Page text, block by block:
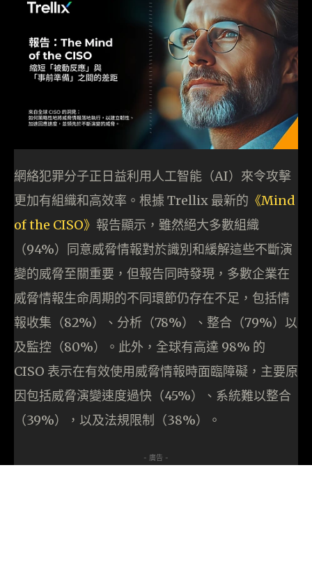
網絡犯罪分子正日益利用人工智能（AI）來令攻擊
更加有組織和高效率。根據 Trellix 最新的 《Mind
of the CISO》 報告顯示，雖然絕大多數組織
（94%）同意威脅情報對於識別和緩解這些不斷演
變的威脅至關重要，但報告同時發現，多數企業在
威脅情報生命周期的不同環節仍存在不足，包括情
報收集（82%）、分析（78%）、整合（79%）以
及監控（80%）。此外，全球有高達 98% 的
CISO 表示在有效使用威脅情報時面臨障礙，主要原
因包括威脅演變速度過快（45%）、系統難以整合
（39%），以及法規限制（38%）。
- 廣告 -